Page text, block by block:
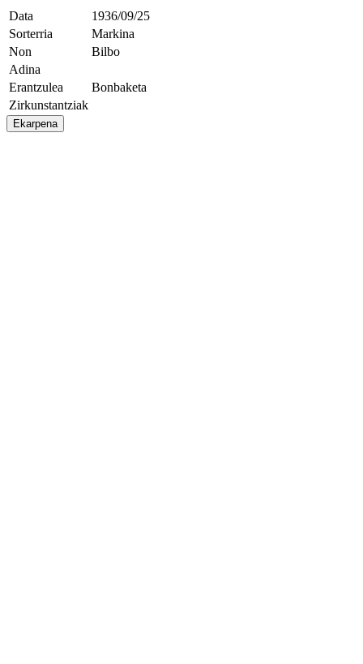
Data
1936/09/25
Sorterria
Markina
Non
Bilbo
Adina
Erantzulea
Bonbaketa
Zirkunstantziak